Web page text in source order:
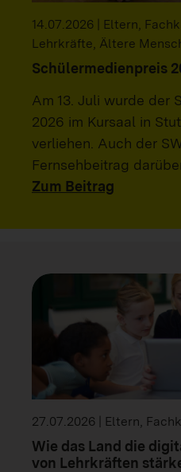
14.07.2026 | Eltern,
Lehrkräfte, Ältere
Schülermedienpreis
Am 13. Juli wurde der
2026 im Kursaal in
verliehen. Auch der
Fernsehbeitrag
Zum Beitrag
27.07.2026 | Eltern,
Wie das Land die
von Lehrkräften